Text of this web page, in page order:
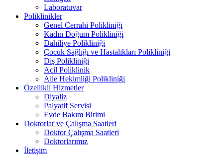
Laboratuvar
Poliklinikler
Genel Cerrahi Polikliniği
Kadın Doğum Polikliniği
Dahiliye Polikliniği
Çocuk Sağlığı ve Hastalıkları Polikliniği
Diş Polikliniği
Acil Poliklinik
Aile Hekimliği Polikliniği
Özellikli Hizmetler
Diyaliz
Palyatif Servisi
Evde Bakım Birimi
Doktorlar ve Çalışma Saatleri
Doktor Çalışma Saatleri
Doktorlarımız
İletişim